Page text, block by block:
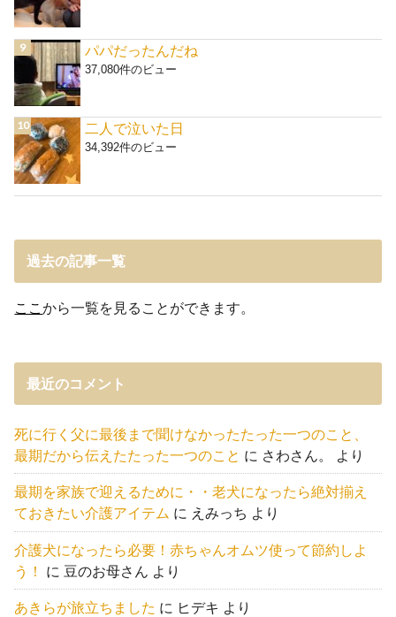
パパだったんだね
37,080件のビュー
二人で泣いた日
34,392件のビュー
過去の記事一覧
ここから一覧を見ることができます。
最近のコメント
死に行く父に最後まで聞けなかったたった一つのこと、
最期だから伝えたたった一つのこと に さわさん。 より
最期を家族で迎えるために・・老犬になったら絶対揃え
ておきたい介護アイテム に えみっち より
介護犬になったら必要！赤ちゃんオムツ使って節約しよ
う！
に 豆のお母さん より
あきらが旅立ちました に ヒデキ より